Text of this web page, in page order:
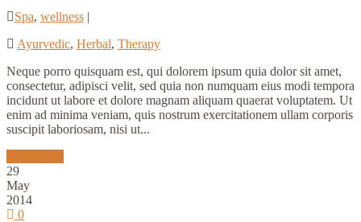
Spa, wellness |
Ayurvedic, Herbal, Therapy
Neque porro quisquam est, qui dolorem ipsum quia dolor sit amet,
consectetur, adipisci velit, sed quia non numquam eius modi tempora
incidunt ut labore et dolore magnam aliquam quaerat voluptatem. Ut
enim ad minima veniam, quis nostrum exercitationem ullam corporis
suscipit laboriosam, nisi ut...
29
May
2014
0